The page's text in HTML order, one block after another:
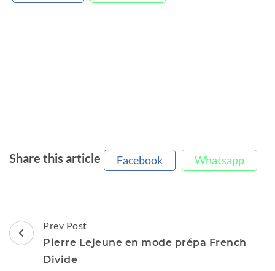
Share this article Facebook Whatsapp
Post
Navigation
Prev Post
Pierre Lejeune en mode prépa French
Divide